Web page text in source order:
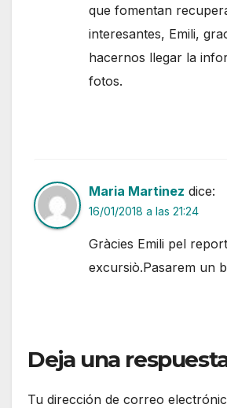
que fomentan
interesantes, Emili,
hacernos llegar la
fotos.
Maria Martinez dice:
16/01/2018 a las 21:24
Gràcies Emili pel
excursiò.Pasarem un
Deja una
Tu dirección de correo